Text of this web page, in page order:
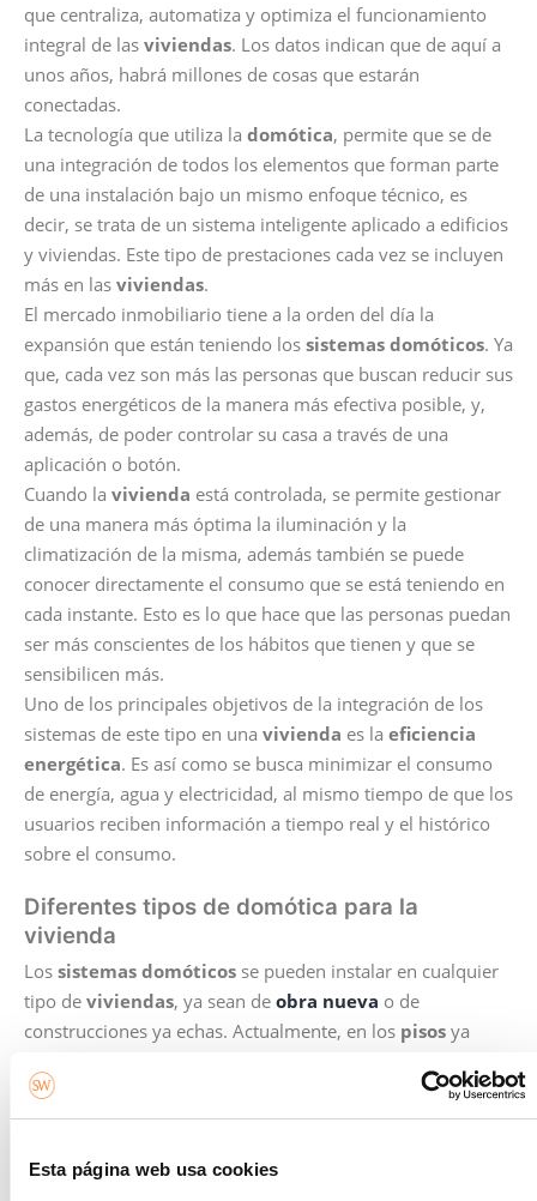
Esta página web usa cookies
que centraliza, automatiza y optimiza el funcionamiento
integral de las viviendas. Los datos indican que de aquí a
unos años, habrá millones de cosas que estarán
conectadas.
La tecnología que utiliza la domótica, permite que se de
una integración de todos los elementos que forman parte
de una instalación bajo un mismo enfoque técnico, es
decir, se trata de un sistema inteligente aplicado a edificios
y viviendas. Este tipo de prestaciones cada vez se incluyen
más en las viviendas.
El mercado inmobiliario tiene a la orden del día la
expansión que están teniendo los sistemas domóticos. Ya
que, cada vez son más las personas que buscan reducir sus
gastos energéticos de la manera más efectiva posible, y,
además, de poder controlar su casa a través de una
aplicación o botón.
Cuando la vivienda está controlada, se permite gestionar
de una manera más óptima la iluminación y la
climatización de la misma, además también se puede
conocer directamente el consumo que se está teniendo en
cada instante. Esto es lo que hace que las personas puedan
ser más conscientes de los hábitos que tienen y que se
sensibilicen más.
Uno de los principales objetivos de la integración de los
sistemas de este tipo en una vivienda es la eficiencia
energética. Es así como se busca minimizar el consumo
de energía, agua y electricidad, al mismo tiempo de que los
usuarios reciben información a tiempo real y el histórico
sobre el consumo.
Diferentes tipos de domótica para la
vivienda
Los sistemas domóticos se pueden instalar en cualquier
tipo de viviendas, ya sean de obra nueva o de
construcciones ya echas. Actualmente, en los pisos ya
que se controlan a través de internet.
Hay diferentes tipos de aplicaciones prácticas con un
ahorro energético. Por ejemplo, a la gente le gusta poder